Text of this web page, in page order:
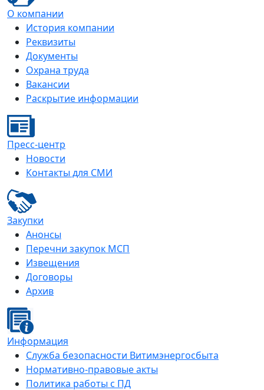
О компании
История компании
Реквизиты
Документы
Охрана труда
Вакансии
Раскрытие информации
Пресс-центр
Новости
Контакты для СМИ
Закупки
Анонсы
Перечни закупок МСП
Извещения
Договоры
Архив
Информация
Служба безопасности Витимэнергосбыта
Нормативно-правовые акты
Политика работы с ПД